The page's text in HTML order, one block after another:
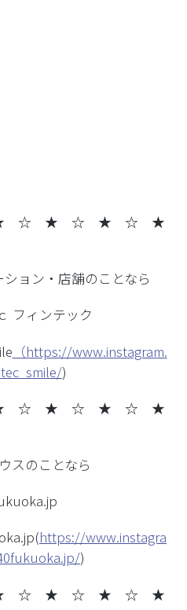
☆ ★ ☆ ★ ☆ ★
ョン・店舗のことなら
フィンテック
（https://www.instagram.
)
☆ ★ ☆ ★ ☆ ★
スのことなら
https://www.instagra
)
☆ ★ ☆ ★ ☆ ★